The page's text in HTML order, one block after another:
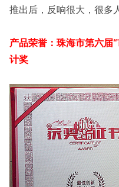
推出后，反响很大，很多
产品荣誉：珠海市第六届
计奖